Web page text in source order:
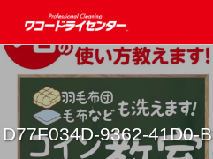
D77F034D-9362-41D0-